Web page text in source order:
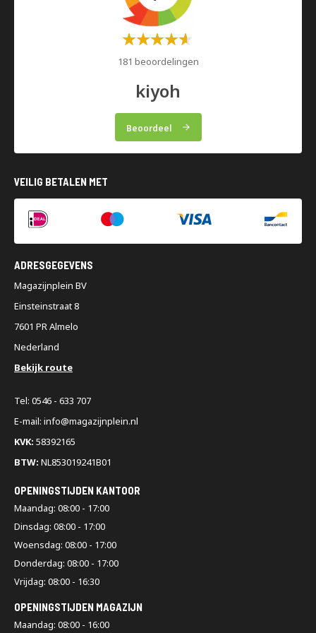
Waardering:
181 beoordelingen
kiyoh
Beoordeel
VEILIG BETALEN MET
ADRESGEGEVENS
Magazijnplein BV
Einsteinstraat 8
7601 PR Almelo
Nederland
Bekijk route
Tel: 0546 - 633 707
E-mail: info@magazijnplein.nl
KVK: 58392165
BTW: NL853019241B01
OPENINGSTIJDEN KANTOOR
Maandag: 08:00 - 17:00
Dinsdag: 08:00 - 17:00
Woensdag: 08:00 - 17:00
Donderdag: 08:00 - 17:00
Vrijdag: 08:00 - 16:30
OPENINGSTIJDEN MAGAZIJN
Maandag: 08:00 - 16:00